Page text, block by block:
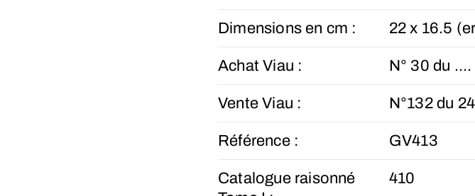
Dimensions en cm : 22 x 16.5
Achat Viau : N° 30 du
Vente Viau : N°132 du
Référence : GV413
Catalogue raisonné
410